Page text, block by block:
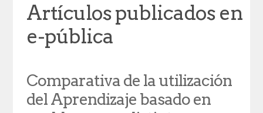
Artículos publicados en
e-pública
Comparativa de la utilización
del Aprendizaje basado en